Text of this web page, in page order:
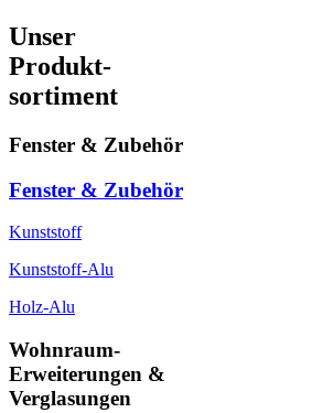
Unser
Produkt-
sortiment
Fenster & Zubehör
Fenster & Zubehör
Kunststoff
Kunststoff-Alu
Holz-Alu
Wohnraum-
Erweiterungen &
Verglasungen